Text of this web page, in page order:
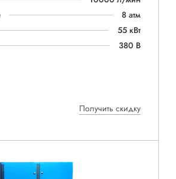
8 атм
55 кВт
380 В
Получить скидку